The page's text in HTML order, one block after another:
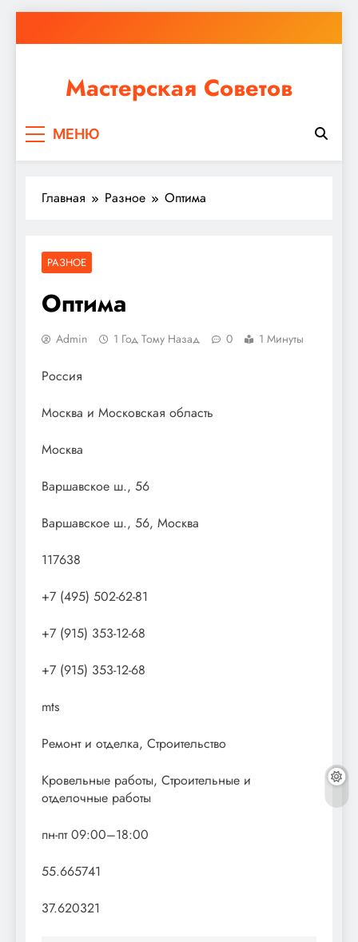
к
Мастерская Советов
ремонт или крупное строительство, в Мастерской
МЕНЮ
Главная Разное Оптима
РАЗНОЕ
Оптима
Admin 1 Год Тому Назад 0 1 Минуты
Россия
Москва и Московская область
Москва
Варшавское ш., 56
Варшавское ш., 56, Москва
117638
+7 (495) 502-62-81
+7 (915) 353-12-68
+7 (915) 353-12-68
mts
Ремонт и отделка, Строительство
Кровельные работы, Строительные и
отделочные работы
пн-пт 09:00–18:00
55.665741
37.620321